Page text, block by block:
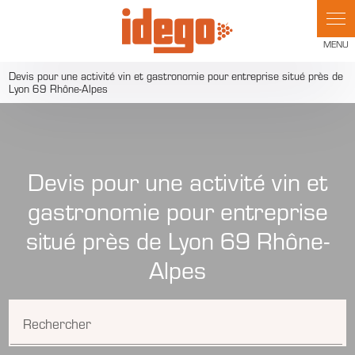
Devis pour une activité vin et gastronomie pour entreprise situé près de
Lyon 69 Rhône-Alpes
Devis pour une activité vin et
gastronomie pour entreprise
situé près de Lyon 69 Rhône-
Alpes
Rechercher